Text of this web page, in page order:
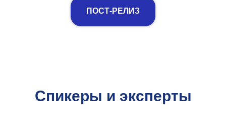
ПОСТ-РЕЛИЗ
Спикеры и эксперты